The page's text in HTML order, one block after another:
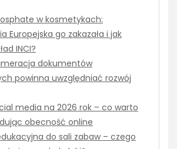
w kosmetykach:
Europejska go zakazała i jak
INCI?
dokumentów
powinna uwzględniać rozwój
media na 2026 rok – co warto
obecność online
do sali zabaw – czego